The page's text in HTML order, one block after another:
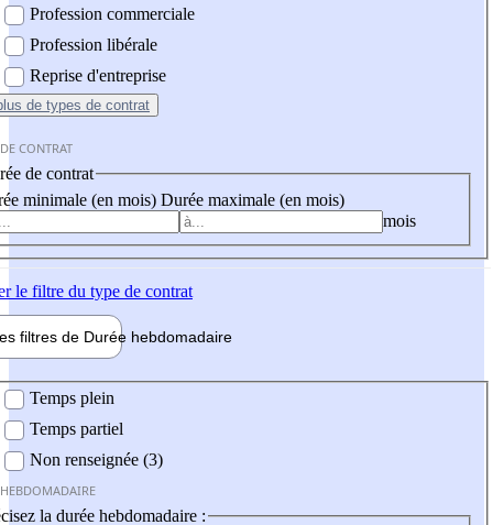
Profession commerciale
Profession libérale
Reprise d'entreprise
de types de contrat
CONTRAT
de contrat
minimale (en mois) Durée maximale (en mois)
mois
le filtre du type de contrat
filtres de Durée hebdomadaire
Temps plein
Temps partiel
Non renseignée (3)
la durée hebdomadaire :